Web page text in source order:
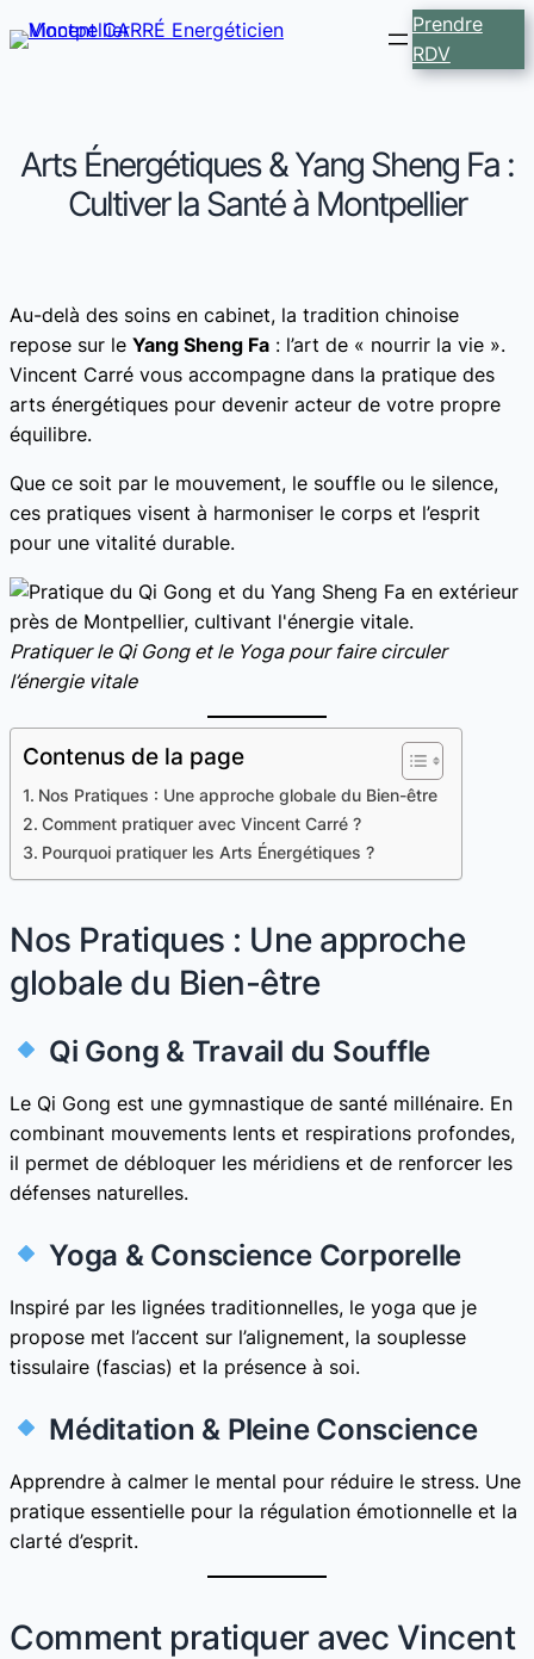
Prendre
RDV
Arts Énergétiques & Yang Sheng Fa :
Cultiver la Santé à Montpellier
Au-delà des soins en cabinet, la tradition chinoise
repose sur le Yang Sheng Fa : l’art de « nourrir la vie ».
Vincent Carré vous accompagne dans la pratique des
arts énergétiques pour devenir acteur de votre propre
équilibre.
Que ce soit par le mouvement, le souffle ou le silence,
ces pratiques visent à harmoniser le corps et l’esprit
pour une vitalité durable.
Pratiquer le Qi Gong et le Yoga pour faire circuler
l’énergie vitale
Contenus de la page
Nos Pratiques : Une approche globale du Bien-être
Comment pratiquer avec Vincent Carré ?
Pourquoi pratiquer les Arts Énergétiques ?
Nos Pratiques : Une approche
globale du Bien-être
Qi Gong & Travail du Souffle
Le Qi Gong est une gymnastique de santé millénaire. En
combinant mouvements lents et respirations profondes,
il permet de débloquer les méridiens et de renforcer les
défenses naturelles.
Yoga & Conscience Corporelle
Inspiré par les lignées traditionnelles, le yoga que je
propose met l’accent sur l’alignement, la souplesse
tissulaire (fascias) et la présence à soi.
Méditation & Pleine Conscience
Apprendre à calmer le mental pour réduire le stress. Une
pratique essentielle pour la régulation émotionnelle et la
clarté d’esprit.
Comment pratiquer avec Vincent